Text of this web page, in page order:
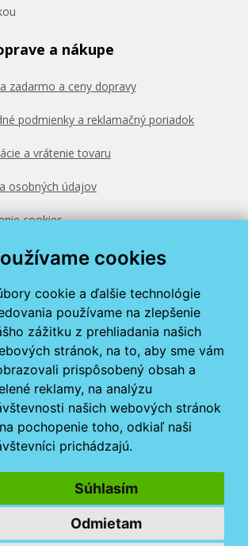
cookies
cookie a ďalšie technológie
používame na zlepšenie
zážitku z prehliadania našich
stránok, na to, aby sme vám
prispôsobený obsah a
reklamy, na analýzu
našich webových stránok
pochopenie toho, odkiaľ naši
prichádzajú.
Súhlasím
Odmietam
a nákupe
zadarmo a ceny dopravy
podmienky a reklamačný poriadok
a vrátenie tovaru
osobných údajov
cookies
zadarmo
nás
222 313
pracovné dni od 8. do 17. hod.